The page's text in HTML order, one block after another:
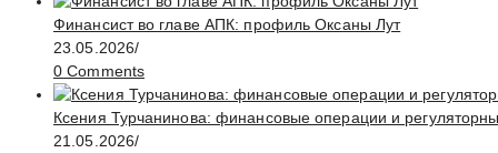
Финансист во главе АПК: профиль Оксаны Лут
23.05.2026/
0 Comments
Ксения Турчанинова: финансовые операции и
21.05.2026/